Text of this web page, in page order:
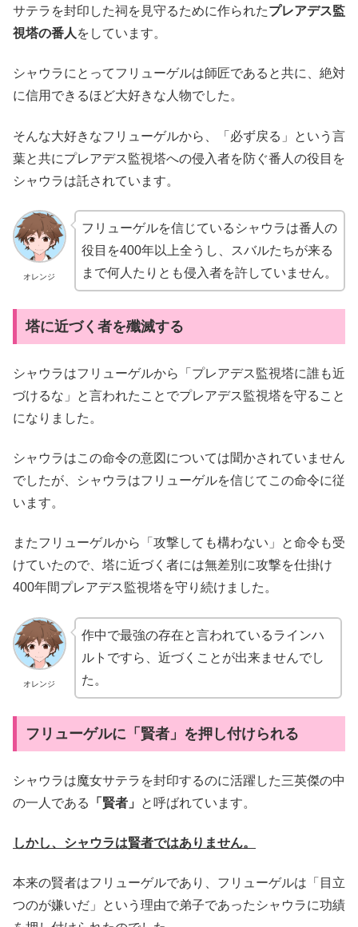
サテラを封印した祠を見守るために作られたプレアデス監
視塔の番人 をしています。
シャウラにとってフリューゲルは師匠であると共に、絶対
に信用できるほど大好きな人物でした。
そんな大好きなフリューゲルから、「必ず戻る」という言
葉と共にプレアデス監視塔への侵入者を防ぐ番人の役目を
シャウラは託されています。
オレンジ
フリューゲルを信じているシャウラは番人の
役目を400年以上全うし、スバルたちが来る
まで何人たりとも侵入者を許していません。
塔に近づく者を殲滅する
シャウラはフリューゲルから「プレアデス監視塔に誰も近
づけるな」と言われたことでプレアデス監視塔を守ること
になりました。
シャウラはこの命令の意図については聞かされていません
でしたが、シャウラはフリューゲルを信じてこの命令に従
います。
またフリューゲルから「攻撃しても構わない」と命令も受
けていたので、塔に近づく者には無差別に攻撃を仕掛け
400年間プレアデス監視塔を守り続けました。
オレンジ
作中で最強の存在と言われているラインハ
ルトですら、近づくことが出来ませんでし
た。
フリューゲルに「賢者」を押し付けられる
シャウラは魔女サテラを封印するのに活躍した三英傑の中
の一人である
「賢者」 と呼ばれています。
しかし、 シャウラは賢者ではありません。
本来の賢者はフリューゲルであり、フリューゲルは「目立
つのが嫌いだ」という理由で弟子であったシャウラに功績